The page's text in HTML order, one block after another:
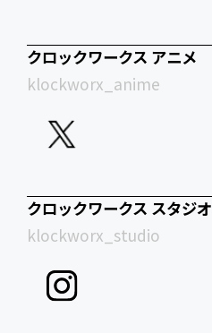
クロックワークス アニメ
klockworx_anime
クロックワークス スタジオ
klockworx_studio